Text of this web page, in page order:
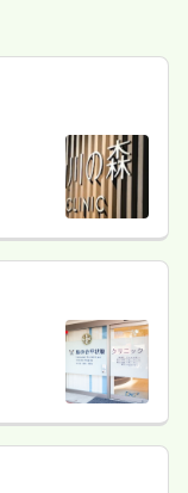
一時募集休止
一般病院